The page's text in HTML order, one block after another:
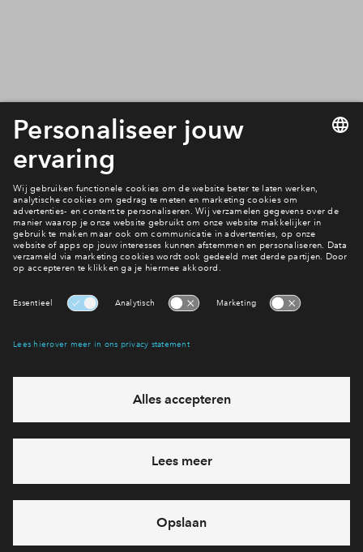
Digitale brochure
Interesse? Meld je dan snel aan
eventuele projecten
Ja, ik wil mij aanmelden
Heb je een vraag en wil je direct antwoord? Bel ons op
feestdagen)